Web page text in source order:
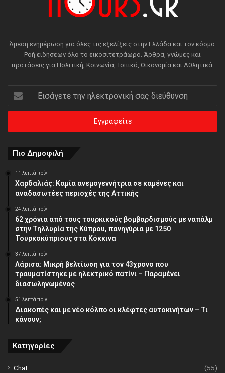
Άμεση ενημέρωση για όλες τις εξελίξεις στην Ελλάδα και τον κόσμο.
Ροή ειδήσεων όλο το εικοσιτετράωρο. Άρθρα, γνώμες και
προτάσεις για Πολιτική, Κοινωνία, Τοπικά, Οικονομία και Αθλητικά.
Εισάγετε
την
ηλεκτρονική
διεύθυνση
Πιο Δημοφιλή
11 λεπτά πρίν
Χαρδαλιάς: Καμία ανεμογεννήτρια σε καμένες και
αναδασωτέες περιοχές της Αττικής
24 λεπτά πρίν
62 χρόνια από τους τουρκικούς βομβαρδισμούς με ναπάλμ
στην Τηλλυρία της Κύπρου, πανηγύρια με 1250
Τουρκοκύπριους στα Κόκκινα
37 λεπτά πρίν
Λάρισα: Μικρή βελτίωση για τον 43χρονο που
τραυματίστηκε με ηλεκτρικό πατίνι – Παραμένει
διασωληνωμένος
51 λεπτά πρίν
Διακοπές και με νέο κόλπο οι κλέφτες αυτοκινήτων – Τι
κάνουν;
Κατηγορίες
Chat
(55)